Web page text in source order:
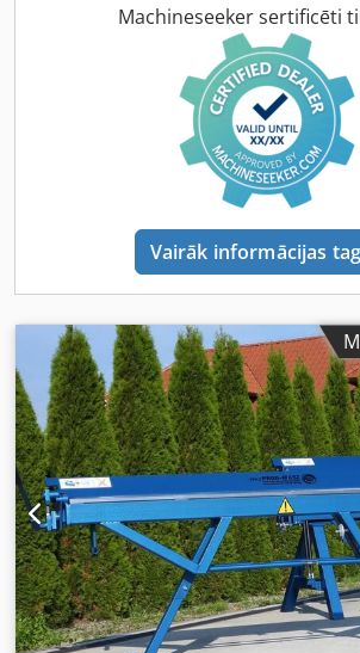
mm Standarta līstīte, bet pēc izvēles arī
foto! Pēc izvēles – dziļuma atdure Ir
lokšņu šķēre, piemēram, Schröder 2m/
foto) vai Schechtl HT, Ras u.c. Jaunas
ir apmēram 20 000 € (bez PVN, bez
varat iegādāties daudz dažādu iekārtu
daļas – dažādas līstītes, dziļuma atdures,
nepieciešams metāla un tērauda
preses, lokšņu šķēres, urbjmašīnas,
griezējmašīnas, profilēšanas iekārtas,
(valcēšanas iekārtas, rullīši noteku
aizmugurējais atdura u.c.), kā arī citus
Jautājumu gadījumā droši sazinieties ar
saņemsiet rēķinu atbilstoši Vācijas PVN
Bezmaksas iekraušana iespējama –
kg. Apskate un tests ir iespējami un
tālruni iepriekš. Apmaksa skaidrā
Izmantojiet mūsu pieredzi un
mēs labprāt konsultēsim. Saņemšana
pircējam vai arī ar pircēja nolīgta
dienu laikā pēc izsoles beigām.
Eisingen, ~3 minūtes no A3 un A81
numurs: Abkantbanka Schröder AKV
Tjfx Acisha
Machineseeker sertificēti
Vairāk informācijas